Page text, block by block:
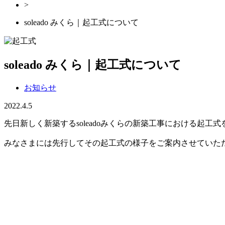
>
soleado みくら｜起工式について
soleado みくら｜起工式について
お知らせ
2022.4.5
先日新しく新築するsoleadoみくらの新築工事における起工式
みなさまには先行してその起工式の様子をご案内させていた